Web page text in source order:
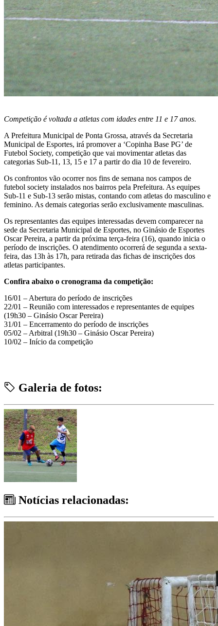
Competição é voltada a atletas com idades entre 11 e 17 anos.
A Prefeitura Municipal de Ponta Grossa, através da Secretaria
Municipal de Esportes, irá promover a ‘Copinha Base PG’ de
Futebol Society, competição que vai movimentar atletas das
categorias Sub-11, 13, 15 e 17 a partir do dia 10 de fevereiro.
Os confrontos vão ocorrer nos fins de semana nos campos de
futebol society instalados nos bairros pela Prefeitura. As equipes
Sub-11 e Sub-13 serão mistas, contando com atletas do masculino e
feminino. As demais categorias serão exclusivamente masculinas.
Os representantes das equipes interessadas devem comparecer na
sede da Secretaria Municipal de Esportes, no Ginásio de Esportes
Oscar Pereira, a partir da próxima terça-feira (16), quando inicia o
período de inscrições. O atendimento ocorrerá de segunda a sexta-
feira, das 13h às 17h, para retirada das fichas de inscrições dos
atletas participantes.
Confira abaixo o cronograma da competição:
16/01 – Abertura do período de inscrições
22/01 – Reunião com interessados e representantes de equipes
(19h30 – Ginásio Oscar Pereira)
31/01 – Encerramento do período de inscrições
05/02 – Arbitral (19h30 – Ginásio Oscar Pereira)
10/02 – Início da competição
Galeria de fotos:
Notícias relacionadas: